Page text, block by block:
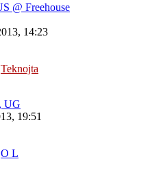
@ Freehouse
14:23
Teknojta
UG
19:51
O L